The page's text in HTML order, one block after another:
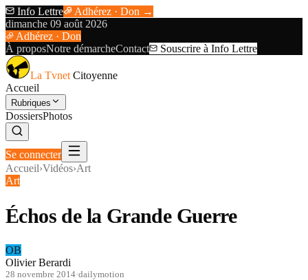
Info Lettre
Adhérez · Don →
dimanche 09 août 2026
Adhérez · Don
À proposNotre démarcheContact Souscrire à Info Lettre
La Tvnet Citoyenne
Accueil
Rubriques
DossiersPhotos
Se connecter
Accueil›Vidéos›Art
Art
Échos de la Grande Guerre
OB
Olivier Berardi
28 novembre 2014·dailymotion